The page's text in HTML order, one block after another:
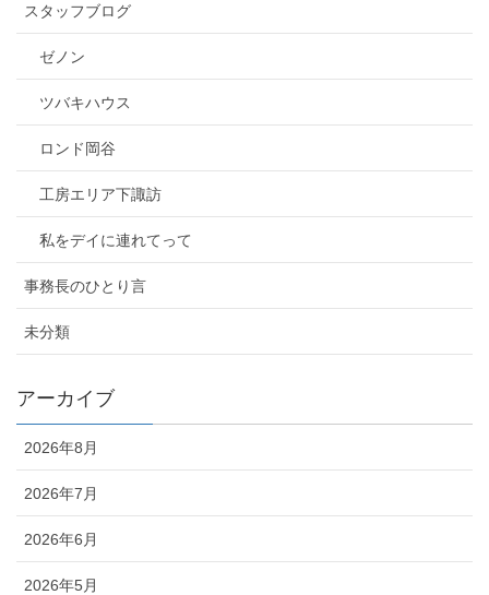
スタッフブログ
ゼノン
ツバキハウス
ロンド岡谷
工房エリア下諏訪
私をデイに連れてって
事務長のひとり言
未分類
アーカイブ
2026年8月
2026年7月
2026年6月
2026年5月